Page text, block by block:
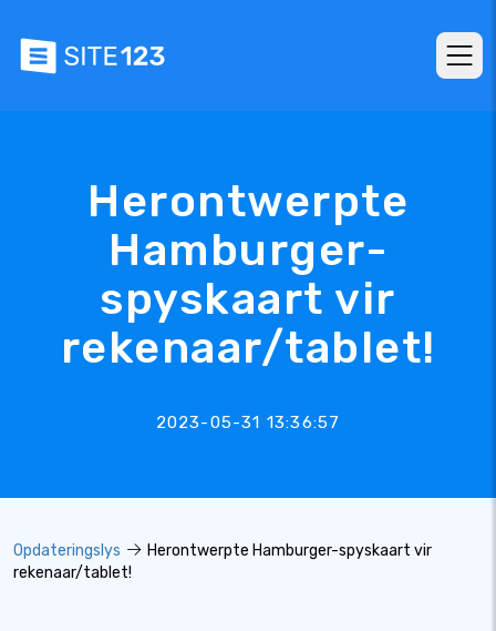
Herontwerpte
Hamburger-
spyskaart vir
rekenaar/tablet!
2023-05-31 13:36:57
Opdateringslys
Herontwerpte Hamburger-spyskaart vir
rekenaar/tablet!